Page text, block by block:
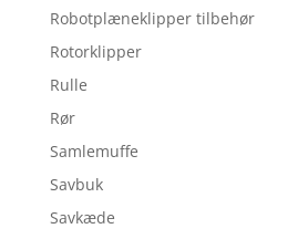
Robotplæneklipper tilbehør
Rotorklipper
Rulle
Rør
Samlemuffe
Savbuk
Savkæde